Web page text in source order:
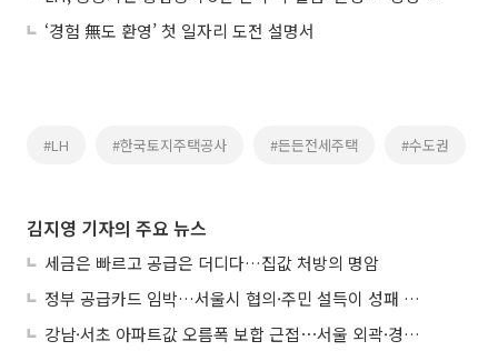
‘경험 無도 환영’ 첫 일자리 도전 설명서
#LH #한국토지주택공사 #든든전세주택 #수도권
김지영 기자의 주요 뉴스
세금은 빠르고 공급은 더디다…집값 처방의 명암
정부 공급카드 임박…서울시 협의·주민 설득이 성패 가른다
강남·서초 아파트값 오름폭 보합 근접⋯서울 외곽·경기 남부 중심 매수세